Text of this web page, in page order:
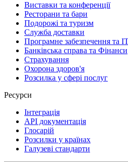
Виставки та конференції
Ресторани та бари
Подорожі та туризм
Служба доставки
Програмне забезпечення та
Банківська справа та Фінанси
Страхування
Охорона здоров'я
Розсилка у сфері послуг
Ресурси
Інтеграція
API документація
Глосарій
Розсилки у країнах
Галузеві стандарти